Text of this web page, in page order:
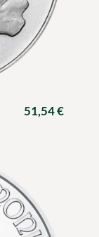
51,54€